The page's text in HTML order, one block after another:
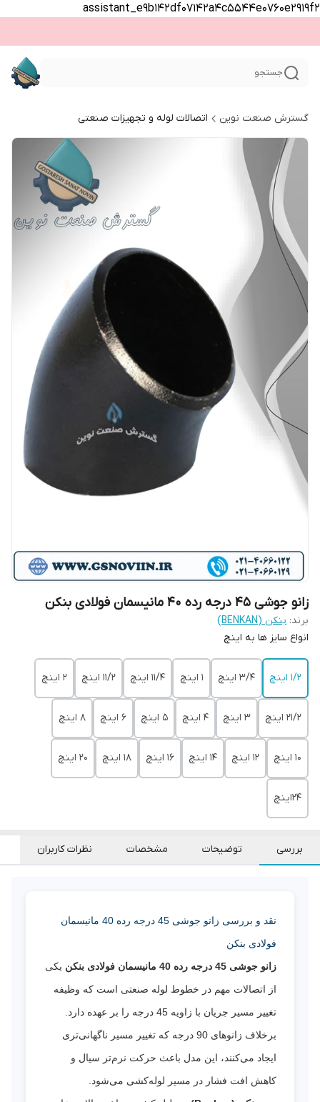
assistant_e9b142df07142a4c5544e0760e2919f2
جستجو
گسترش صنعت نوین اتصالات لوله و تجهیزات صنعتی
زانو جوشی 45 درجه رده 40 مانیسمان فولادی بنکن
برند: بنکن (BENKAN)
انواع سایز ها به اینچ
1/2 اینچ 3/4 اینچ 1 اینچ 11/4 اینچ 11/2 اینچ 2 اینچ
21/2 اینچ 3 اینچ 4 اینچ 5 اینچ 6 اینچ 8 اینچ
10 اینچ 12 اینچ 14 اینچ 16 اینچ 18 اینچ 20 اینچ
24اینچ
بررسی توضیحات مشخصات نظرات کاربران
نقد و بررسی زانو جوشی 45 درجه رده 40 مانیسمان
فولادی بنکن
زانو جوشی 45 درجه رده 40 مانیسمان فولادی بنکن
یکی
از اتصالات مهم در خطوط لوله صنعتی است که وظیفه
تغییر مسیر جریان با زاویه 45 درجه را بر عهده دارد.
برخلاف زانوهای 90 درجه که تغییر مسیر ناگهانی‌تری
ایجاد می‌کنند، این مدل باعث حرکت نرم‌تر سیال و
کاهش افت فشار در مسیر لوله‌کشی می‌شود.